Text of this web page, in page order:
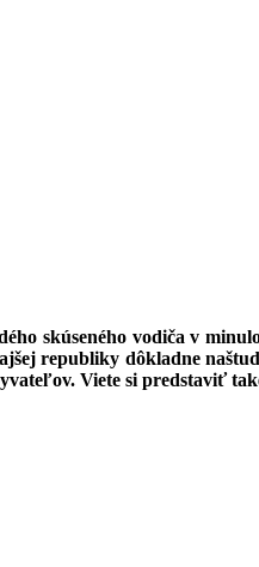
skúseného vodiča v
republiky dôkladne
Viete si predstaviť